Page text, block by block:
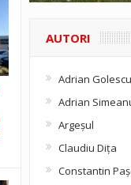
AUTORI
Adrian Golescu
Adrian
Argeşul
Claudiu Diţa
Constantin